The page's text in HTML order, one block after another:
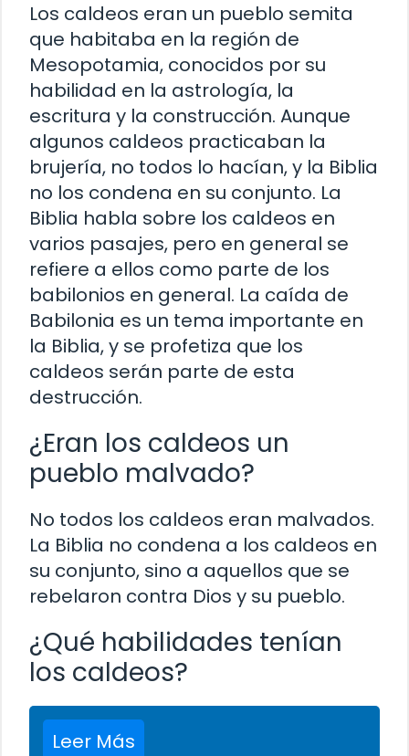
Los caldeos eran un pueblo semita
que habitaba en la región de
Mesopotamia, conocidos por su
habilidad en la astrología, la
escritura y la construcción. Aunque
algunos caldeos practicaban la
brujería, no todos lo hacían, y la Biblia
no los condena en su conjunto. La
Biblia habla sobre los caldeos en
varios pasajes, pero en general se
refiere a ellos como parte de los
babilonios en general. La caída de
Babilonia es un tema importante en
la Biblia, y se profetiza que los
caldeos serán parte de esta
destrucción.
¿Eran los caldeos un
pueblo malvado?
No todos los caldeos eran malvados.
La Biblia no condena a los caldeos en
su conjunto, sino a aquellos que se
rebelaron contra Dios y su pueblo.
¿Qué habilidades tenían
los caldeos?
Leer Más